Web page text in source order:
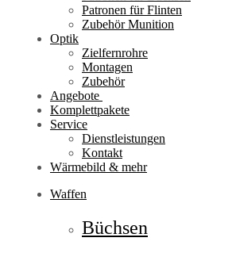
Patronen für Flinten
Zubehör Munition
Optik
Zielfernrohre
Montagen
Zubehör
Angebote
Komplettpakete
Service
Dienstleistungen
Kontakt
Wärmebild & mehr
Waffen
Büchsen